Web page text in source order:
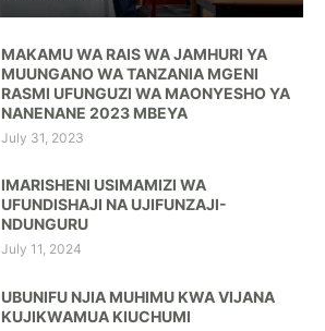
MAKAMU WA RAIS WA JAMHURI YA
MUUNGANO WA TANZANIA MGENI
RASMI UFUNGUZI WA MAONYESHO YA
NANENANE 2023 MBEYA
July 31, 2023
IMARISHENI USIMAMIZI WA
UFUNDISHAJI NA UJIFUNZAJI-
NDUNGURU
July 11, 2024
UBUNIFU NJIA MUHIMU KWA VIJANA
KUJIKWAMUA KIUCHUMI